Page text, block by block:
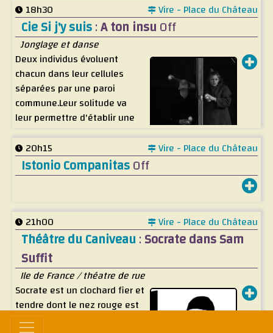
18h30
Vire - Place du Château
Cie Si j'y suis:A ton insuOff
Jonglage et danse
Deux individus évoluent
chacun dans leur cellules
séparées par une paroi
commune.Leur solitude va
leur permettre d'établir une
connexion au delà de la paroi.
Cette osmose va les projetter
dans un songe commun d'un
espace de liberté.
20h15 Vire - Place du Château
Istonio CompanitasOff
21h00 Vire - Place du Château
Théâtre du Caniveau:Socrate dans Sam
Suffit
Ile de France / théatre de rue
Socrate est un clochard fier et
tendre dont le nez rouge est
à la fois celui du clown et de